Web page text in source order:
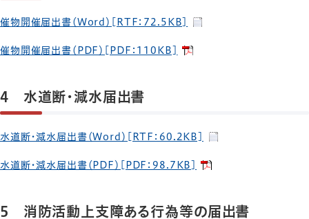
催物開催届出書（Word）[RTF：72.5KB]
催物開催届出書（PDF）[PDF：110KB]
4 水道断・減水届出書
水道断・減水届出書（Word）[RTF：60.2KB]
水道断・減水届出書（PDF）[PDF：98.7KB]
5 消防活動上支障ある行為等の届出書